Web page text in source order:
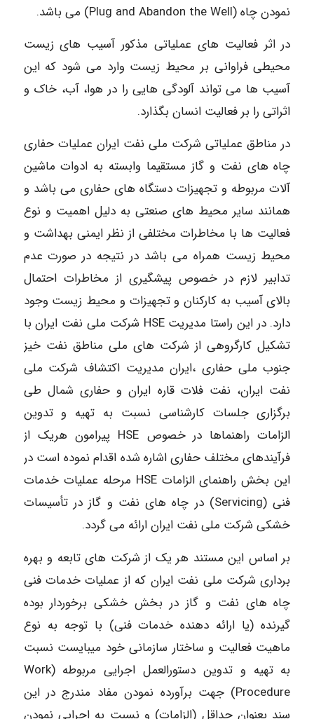
نمودن چاه (Plug and Abandon the Well) می باشد.
در اثر فعالیت های عملیاتی مذکور آسیب های زیست
محیطی فراوانی بر محیط زیست وارد می شود که این
آسیب ها می تواند آلودگی هایی را در هوا، آب، خاک و
اثراتی را بر فعالیت انسان بگذارد.
در مناطق عملیاتی شرکت ملی نفت ایران عملیات حفاری
چاه های نفت و گاز مستقیما وابسته به ادوات ماشین
آلات مربوطه و تجهیزات دستگاه های حفاری می باشد و
همانند سایر محیط های صنعتی به دلیل اهمیت و نوع
فعالیت ها با مخاطرات مختلفی از نظر ایمنی بهداشت و
محیط زیست همراه می باشد در نتیجه در صورت عدم
تدابیر لازم در خصوص پیشگیری از مخاطرات احتمال
بالای آسیب به کارکنان و تجهیزات و محیط زیست وجود
دارد. در این راستا مدیریت HSE شرکت ملی نفت ایران با
تشکیل کارگروهی از شرکت های ملی مناطق نفت خیز
جنوب ملی حفاری ،ایران مدیریت اکتشاف شرکت ملی
نفت ایران، نفت فلات قاره ایران و حفاری شمال طی
برگزاری جلسات کارشناسی نسبت به تهیه و تدوین
الزامات راهنماها در خصوص HSE پیرامون هریک از
فرآیندهای مختلف حفاری اشاره شده اقدام نموده است در
این بخش راهنمای الزامات HSE مرحله عملیات خدمات
فنی (Servicing) در چاه های نفت و گاز در تأسیسات
خشکی شرکت ملی نفت ایران ارائه می گردد.
بر اساس این مستند هر یک از شرکت های تابعه و بهره
برداری شرکت ملی نفت ایران که از عملیات خدمات فنی
چاه های نفت و گاز در بخش خشکی برخوردار بوده
گیرنده (یا ارائه دهنده خدمات فنی) با توجه به نوع
ماهیت فعالیت و ساختار سازمانی خود میبایست نسبت
به تهیه و تدوین دستورالعمل اجرایی مربوطه (Work
Procedure) جهت برآورده نمودن مفاد مندرج در این
سند بعنوان حداقل (الزامات) و نسبت به اجرایی نمودن